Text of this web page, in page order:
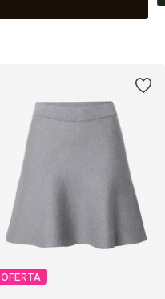
OFERTA